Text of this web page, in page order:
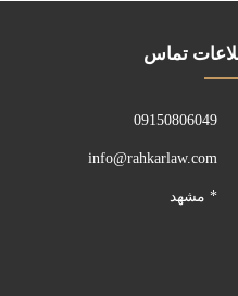
تماس
09150806049
info@rahkarlaw.com
* مشهد